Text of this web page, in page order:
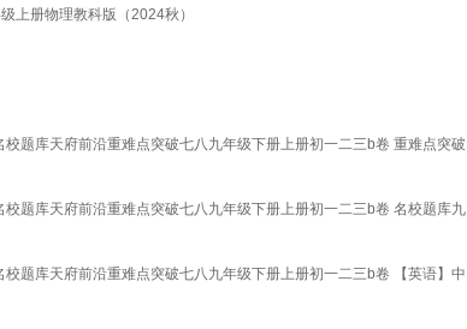
上册物理教科版（2024秋）
题库天府前沿重难点突破七八九年级下册上册初一二三b卷 重难点突破
题库天府前沿重难点突破七八九年级下册上册初一二三b卷 名校题库九
题库天府前沿重难点突破七八九年级下册上册初一二三b卷 【英语】中